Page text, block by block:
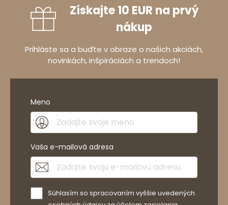
Získajte 10 EUR na prvý
nákup
Prihláste sa a buďte v obraze o našich akciách,
novinkách, inšpiráciách a trendoch!
Meno
Vaša e-mailová adresa
Súhlasím so spracovaním vyššie uvedených